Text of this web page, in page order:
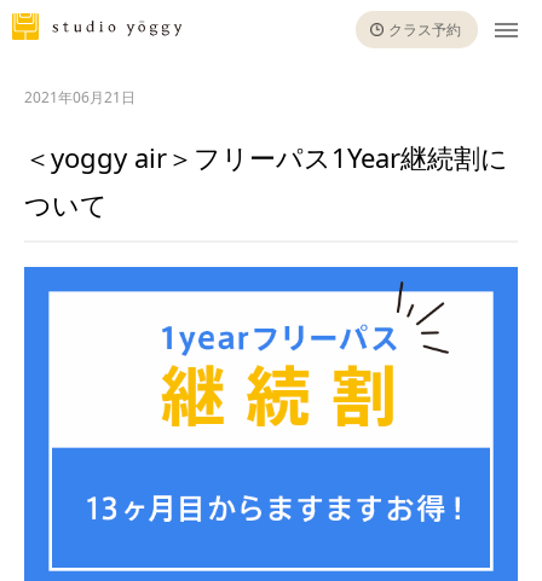
クラス予約
2021年06月21日
＜yoggy air＞フリーパス1Year継続割に
ついて